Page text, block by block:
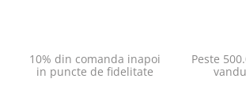
10% din comanda inapoi
in puncte de fidelitate
Peste